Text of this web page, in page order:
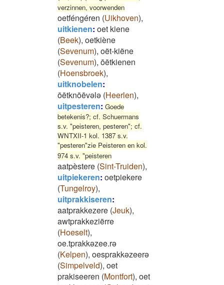
verzinnen, voorwenden
oetféngéren (Uikhoven),
uitkienen: oet kiene
(Beek), oetkiène
(Sevenum), oët-kiëne
(Sevenum), ōētkienen
(Hoensbroek),
uitknobelen:
ōētknōēvələ (Heerlen),
uitpesteren: Goede
betekenis?; cf. Schuermans
s.v. "peisteren, pesteren"; cf.
WNTXII-1 kol. 1387 s.v.
"pesteren"zie Peisteren en kol.
974 s.v. "peisteren
aatpèstere (Sint-Truiden),
uitpiekeren: oetpiekere
(Tungelroy),
uitprakkiseren:
aatprakkezere (Jeuk),
awtprakkeziërre
(Hoeselt),
oe.tprakkəzee.rə
(Kelpen), oesprakkəzeerə
(Simpelveld), oet
prakiseeren (Montfort), oet